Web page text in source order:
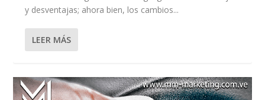
y desventajas; ahora bien, los cambios...
LEER MÁS